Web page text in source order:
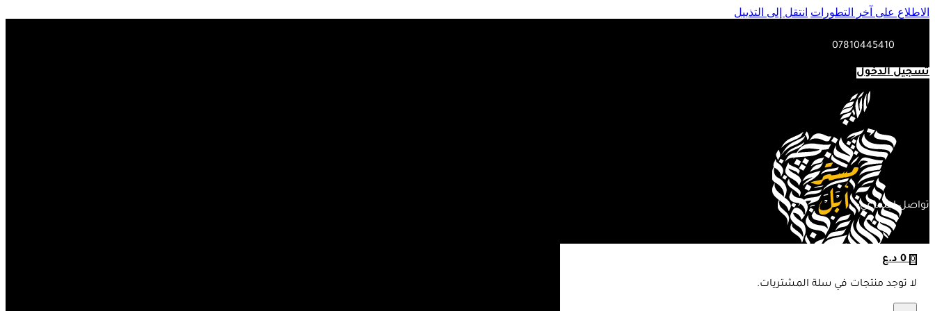
الاطلاع على آخر التطورات انتقل إلى التذييل
07810445410
تسجيل الدخول
تواصل اجتماعي:
0
0 د.ع
لا توجد منتجات في سلة المشتريات.